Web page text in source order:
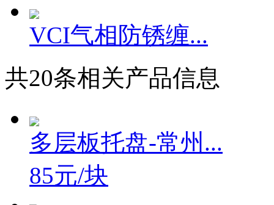
VCI气相防锈缠...
共20条相关产品信息
多层板托盘-常州...
85元/块